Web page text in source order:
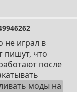
не играл в
пишут, что
после
моды на